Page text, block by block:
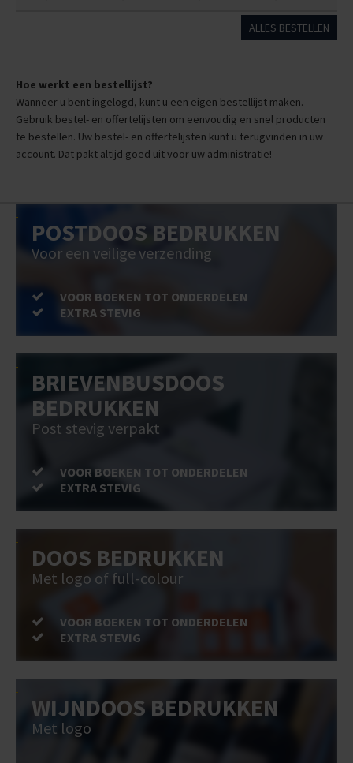
ALLES BESTELLEN
Hoe werkt een bestellijst?
Wanneer u bent ingelogd, kunt u een eigen bestellijst maken.
Gebruik bestel- en offertelijsten om eenvoudig en snel producten
te bestellen. Uw bestel- en offertelijsten kunt u terugvinden in uw
account. Dat pakt altijd goed uit voor uw administratie!
POSTDOOS BEDRUKKEN
Voor een veilige verzending
VOOR BOEKEN TOT ONDERDELEN
EXTRA STEVIG
BRIEVENBUSDOOS
BEDRUKKEN
Post stevig verpakt
VOOR BOEKEN TOT ONDERDELEN
EXTRA STEVIG
DOOS BEDRUKKEN
Met logo of full-colour
VOOR BOEKEN TOT ONDERDELEN
EXTRA STEVIG
WIJNDOOS BEDRUKKEN
Met logo